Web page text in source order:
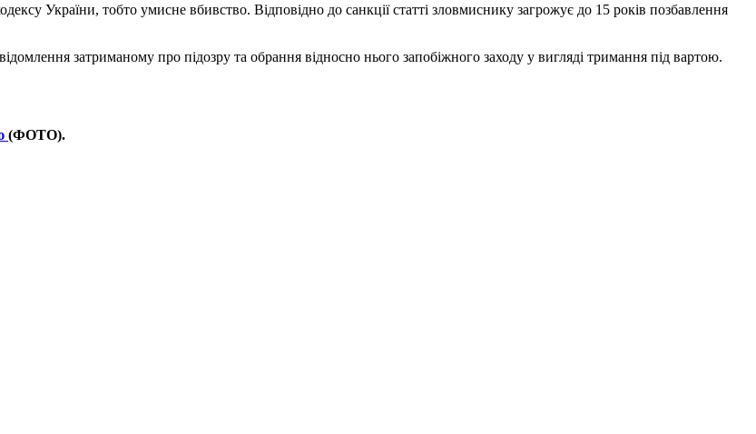
України, тобто умисне вбивство. Відповідно до санкції статті зловмиснику загрожує до 15 років позбавлення
затриманому про підозру та обрання відносно нього запобіжного заходу у вигляді тримання під вартою.
(ФОТО).